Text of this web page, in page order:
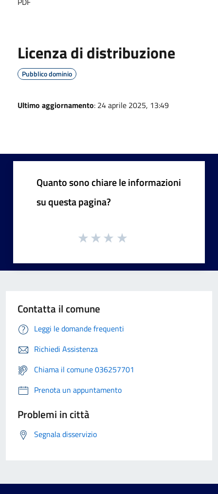
Licenza di distribuzione
Pubblico dominio
Ultimo aggiornamento: 24 aprile 2025, 13:49
Quanto sono chiare le informazioni
su questa pagina?
Contatta il comune
Leggi le domande frequenti
Richiedi Assistenza
Chiama il comune 036257701
Prenota un appuntamento
Problemi in città
Segnala disservizio